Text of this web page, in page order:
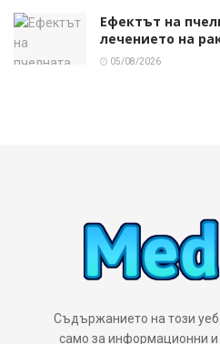
Ефектът на
лечението на
05/08/2026
Съдържанието на този
само за информационни и